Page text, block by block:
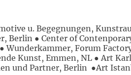
u. Begegnungen,
Berlin ● Center of
Wunderkammer, Forum
Kunst, Emmen, NL ● Art
und Partner, Berlin ●Art